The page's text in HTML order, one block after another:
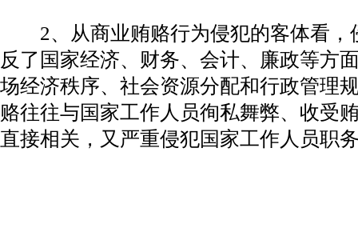
2、从商业贿赂行为侵犯的客体看，
反了国家经济、财务、会计、廉政等方
场经济秩序、社会资源分配和行政管理
赂往往与国家工作人员徇私舞弊、收受
直接相关，又严重侵犯国家工作人员职